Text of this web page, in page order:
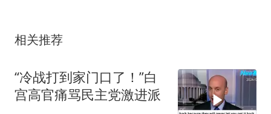
相关推荐
“冷战打到家门口了！”白
宫高官痛骂民主党激进派